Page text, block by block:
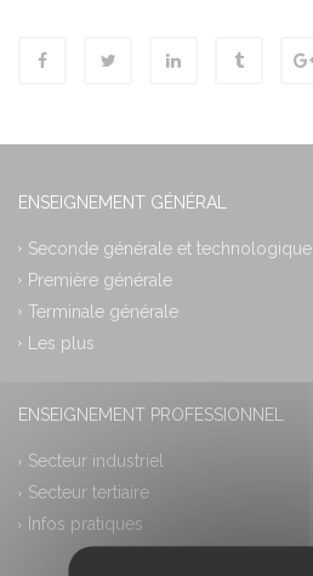
ENSEIGNEMENT GÉNÉRAL
Seconde générale et technologique
Première générale
Terminale générale
Les plus
ENSEIGNEMENT PROFESSIONNEL
Secteur industriel
Secteur tertiaire
Infos pratiques